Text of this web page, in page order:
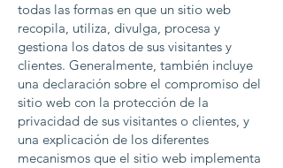
todas las formas en que un sitio web
recopila, utiliza, divulga, procesa y
gestiona los datos de sus visitantes y
clientes. Generalmente, también incluye
una declaración sobre el compromiso del
sitio web con la protección de la
privacidad de sus visitantes o clientes, y
una explicación de los diferentes
mecanismos que el sitio web implementa